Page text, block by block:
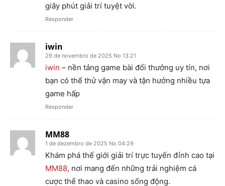
giây phút giải trí tuyệt vời.
Responder
iwin
29 de novembro de 2025 No 13:21
iwin – nền tảng game bài đổi thưởng uy tín, nơi
bạn có thể thử vận may và tận hưởng nhiều tựa
game hấp
Responder
MM88
1 de dezembro de 2025 No 04:29
Khám phá thế giới giải trí trực tuyến đỉnh cao tại
MM88, nơi mang đến những trải nghiệm cá
cược thể thao và casino sống động.